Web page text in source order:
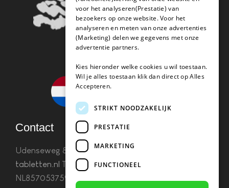
Contact
Udenseweg 8B 5405 PA Udeninfo(@)koffie-
tabletten.nl Tel. 085 782 5578KvK 67529623 Btw:
NL857053759B01
voor het analyseren(Prestatie) van
bezoekers op onze website. Voor het
analyseren en meten van onze advertenties
(Marketing) delen we gegevens met onze
advertentie partners.
Kies hieronder welke cookies u wil toestaan.
Wil je alles toestaan klik dan direct op Alles
Accepteren.
STRIKT NOODZAKELIJK
PRESTATIE
MARKETING
FUNCTIONEEL